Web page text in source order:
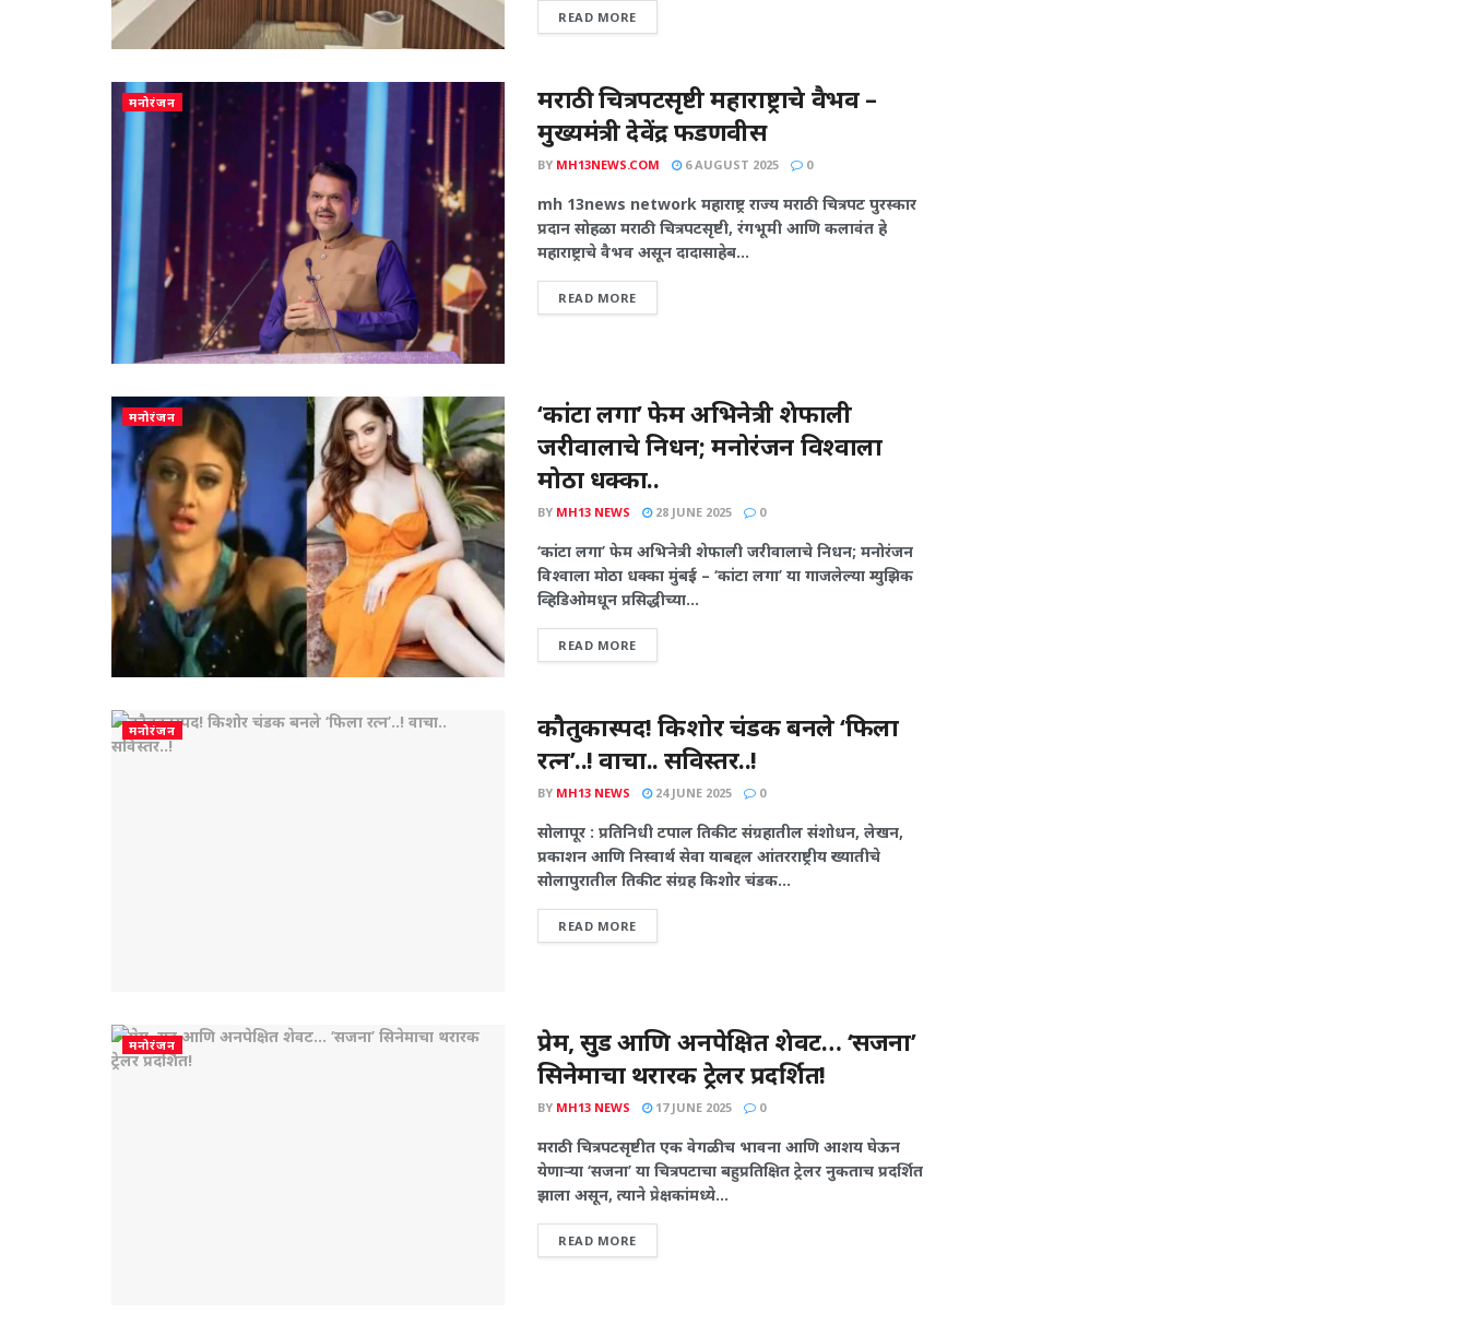
READ MORE
मनोरंजन
मराठी चित्रपटसृष्टी महाराष्ट्राचे वैभव –
मुख्यमंत्री देवेंद्र फडणवीस
BY MH13NEWS.COM 6 AUGUST 2025 0
mh 13news network महाराष्ट्र राज्य मराठी चित्रपट पुरस्कार
प्रदान सोहळा मराठी चित्रपटसृष्टी, रंगभूमी आणि कलावंत हे
महाराष्ट्राचे वैभव असून दादासाहेब...
READ MORE
मनोरंजन
‘कांटा लगा’ फेम अभिनेत्री शेफाली
जरीवालाचे निधन; मनोरंजन विश्वाला
मोठा धक्का..
BY MH13 NEWS 28 JUNE 2025 0
‘कांटा लगा’ फेम अभिनेत्री शेफाली जरीवालाचे निधन; मनोरंजन
विश्वाला मोठा धक्का मुंबई – ‘कांटा लगा’ या गाजलेल्या म्युझिक
व्हिडिओमधून प्रसिद्धीच्या...
READ MORE
मनोरंजन
कौतुकास्पद! किशोर चंडक बनले ‘फिला
रत्न’..! वाचा.. सविस्तर..!
BY MH13 NEWS 24 JUNE 2025 0
सोलापूर : प्रतिनिधी टपाल तिकीट संग्रहातील संशोधन, लेखन,
प्रकाशन आणि निस्वार्थ सेवा याबद्दल आंतरराष्ट्रीय ख्यातीचे
सोलापुरातील तिकीट संग्रह किशोर चंडक...
READ MORE
मनोरंजन
प्रेम, सुड आणि अनपेक्षित शेवट… ‘सजना’
सिनेमाचा थरारक ट्रेलर प्रदर्शित!
BY MH13 NEWS 17 JUNE 2025 0
मराठी चित्रपटसृष्टीत एक वेगळीच भावना आणि आशय घेऊन
येणाऱ्या ‘सजना’ या चित्रपटाचा बहुप्रतिक्षित ट्रेलर नुकताच प्रदर्शित
झाला असून, त्याने प्रेक्षकांमध्ये...
READ MORE